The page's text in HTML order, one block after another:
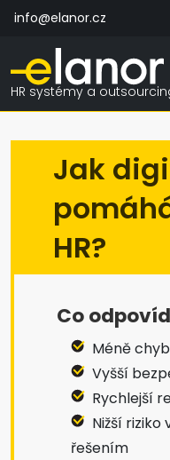
info@elanor.cz
HR systémy a
Jak
HR?
Co
Méně
Vyšší
Rychlejší
Nižší
řešením